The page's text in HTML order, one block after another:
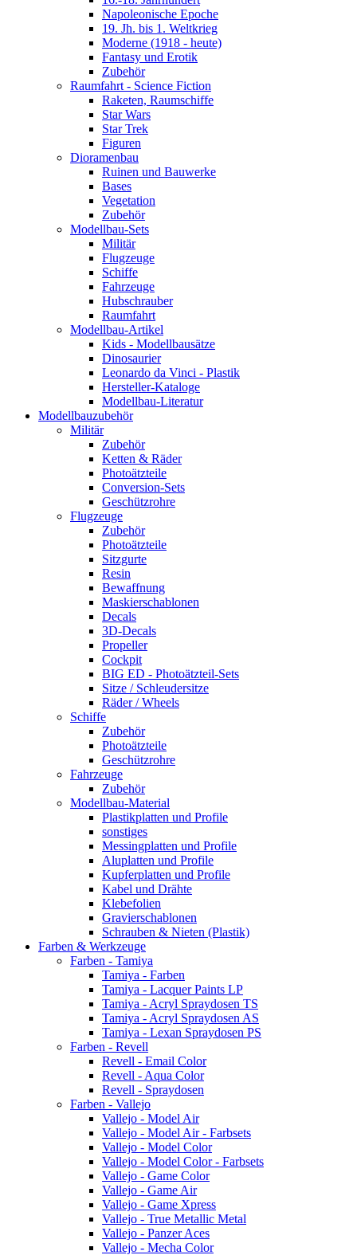
Napoleonische Epoche
19. Jh. bis 1. Weltkrieg
Moderne (1918 - heute)
Fantasy und Erotik
Zubehör
Raumfahrt - Science Fiction
Raketen, Raumschiffe
Star Wars
Star Trek
Figuren
Dioramenbau
Ruinen und Bauwerke
Bases
Vegetation
Zubehör
Modellbau-Sets
Militär
Flugzeuge
Schiffe
Fahrzeuge
Hubschrauber
Raumfahrt
Modellbau-Artikel
Kids - Modellbausätze
Dinosaurier
Leonardo da Vinci - Plastik
Hersteller-Kataloge
Modellbau-Literatur
Modellbauzubehör
Militär
Zubehör
Ketten & Räder
Photoätzteile
Conversion-Sets
Geschützrohre
Flugzeuge
Zubehör
Photoätzteile
Sitzgurte
Resin
Bewaffnung
Maskierschablonen
Decals
3D-Decals
Propeller
Cockpit
BIG ED - Photoätzteil-Sets
Sitze / Schleudersitze
Räder / Wheels
Schiffe
Zubehör
Photoätzteile
Geschützrohre
Fahrzeuge
Zubehör
Modellbau-Material
Plastikplatten und Profile
sonstiges
Messingplatten und Profile
Aluplatten und Profile
Kupferplatten und Profile
Kabel und Drähte
Klebefolien
Gravierschablonen
Schrauben & Nieten (Plastik)
Farben & Werkzeuge
Farben - Tamiya
Tamiya - Farben
Tamiya - Lacquer Paints LP
Tamiya - Acryl Spraydosen TS
Tamiya - Acryl Spraydosen AS
Tamiya - Lexan Spraydosen PS
Farben - Revell
Revell - Email Color
Revell - Aqua Color
Revell - Spraydosen
Farben - Vallejo
Vallejo - Model Air
Vallejo - Model Air - Farbsets
Vallejo - Model Color
Vallejo - Model Color - Farbsets
Vallejo - Game Color
Vallejo - Game Air
Vallejo - Game Xpress
Vallejo - True Metallic Metal
Vallejo - Panzer Aces
Vallejo - Mecha Color